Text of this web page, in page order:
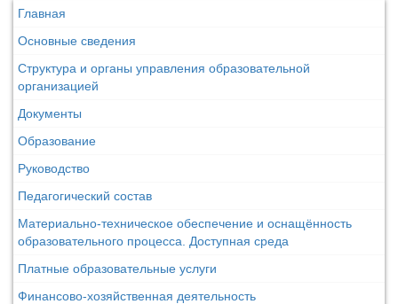
Главная
Основные сведения
Структура и органы управления образовательной
организацией
Документы
Образование
Руководство
Педагогический состав
Материально-техническое обеспечение и оснащённость
образовательного процесса. Доступная среда
Платные образовательные услуги
Финансово-хозяйственная деятельность